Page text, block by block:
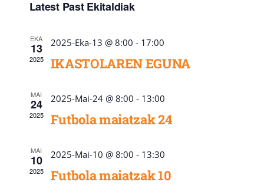
Latest Past Ekitaldiak
EKA
13
2025
2025-Eka-13 @ 8:00 - 17:00
IKASTOLAREN EGUNA
MAI
24
2025
2025-Mai-24 @ 8:00 - 13:00
Futbola maiatzak 24
MAI
10
2025
2025-Mai-10 @ 8:00 - 13:30
Futbola maiatzak 10